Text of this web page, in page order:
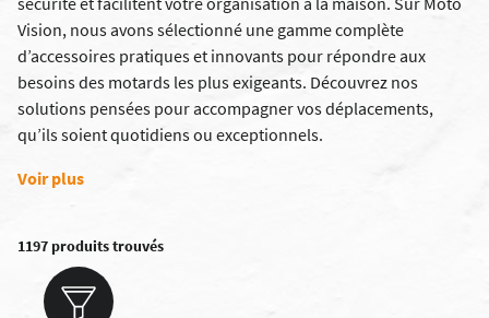
Vision, nous avons sélectionné une gamme complète
d’accessoires pratiques et innovants pour répondre aux
besoins des motards les plus exigeants. Découvrez nos
solutions pensées pour accompagner vos déplacements,
qu’ils soient quotidiens ou exceptionnels.
Voir plus
1197 produits trouvés